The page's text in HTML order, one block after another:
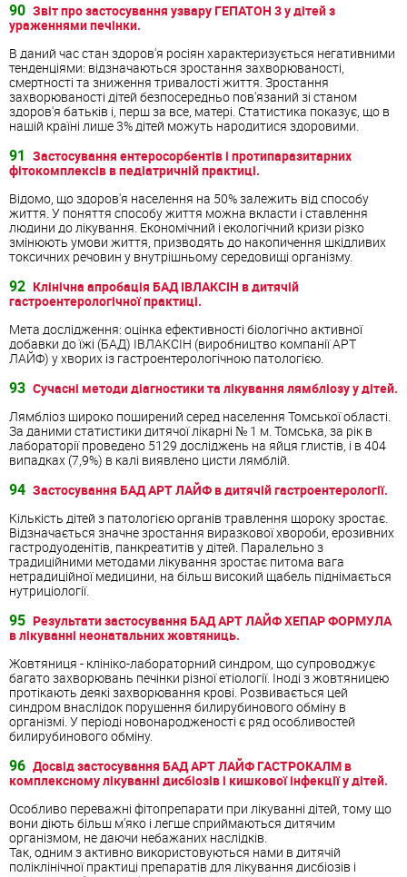
90 Звіт про застосування узвару ГЕПАТОН 3 у дітей з
ураженнями печінки.
В даний час стан здоров'я росіян характеризується негативними
тенденціями: відзначаються зростання захворюваності,
смертності та зниження тривалості життя. Зростання
захворюваності дітей безпосередньо пов'язаний зі станом
здоров'я батьків і, перш за все, матері. Статистика показує, що в
нашій країні лише 3% дітей можуть народитися здоровими.
91 Застосування ентеросорбентів і протипаразитарних
фітокомплексів в педіатричній практиці.
Відомо, що здоров'я населення на 50% залежить від способу
життя. У поняття способу життя можна вкласти і ставлення
людини до лікування. Економічний і екологічний кризи різко
змінюють умови життя, призводять до накопичення шкідливих
токсичних речовин у внутрішньому середовищі організму.
92 Клінічна апробація БАД ІВЛАКСІН в дитячій
гастроентерологічної практиці.
Мета дослідження: оцінка ефективності біологічно активної
добавки до їжі (БАД) ІВЛАКСІН (виробництво компанії АРТ
ЛАЙФ) у хворих із гастроентерологічною патологією.
93 Сучасні методи діагностики та лікування лямбліозу у дітей.
Лямбліоз широко поширений серед населення Томської області.
За даними статистики дитячої лікарні № 1 м. Томська, за рік в
лабораторії проведено 5129 досліджень на яйця глистів, і в 404
випадках (7,9%) в калі виявлено цисти лямблій.
94 Застосування БАД АРТ ЛАЙФ в дитячій гастроентерології.
Кількість дітей з патологією органів травлення щороку зростає.
Відзначається значне зростання виразкової хвороби, ерозивних
гастродуоденітів, панкреатитів у дітей. Паралельно з
традиційними методами лікування зростає питома вага
нетрадиційної медицини, на більш високий щабель піднімається
нутриціології.
95 Результати застосування БАД АРТ ЛАЙФ ХЕПАР ФОРМУЛА
в лікуванні неонатальних жовтяниць.
Жовтяниця - клініко-лабораторний синдром, що супроводжує
багато захворювань печінки різної етіології. Іноді з жовтяницею
протікають деякі захворювання крові. Розвивається цей
синдром внаслідок порушення билирубинового обміну в
організмі. У періоді новонародженості є ряд особливостей
билирубинового обміну.
96 Досвід застосування БАД АРТ ЛАЙФ ГАСТРОКАЛМ в
комплексному лікуванні дисбіозів і кишкової інфекції у дітей.
Особливо переважні фітопрепарати при лікуванні дітей, тому що
вони діють більш м'яко і легше сприймаються дитячим
організмом, не даючи небажаних наслідків.
Так, одним з активно використовуються нами в дитячій
поліклінічної практиці препаратів для лікування дисбіозів і